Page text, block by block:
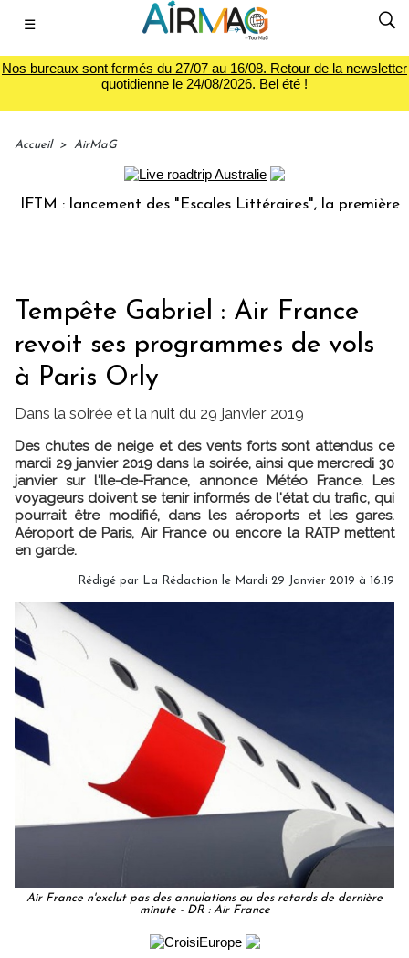
☰
Nos bureaux sont fermés du 27/07 au 16/08. Retour de la newsletter
quotidienne le 24/08/2026. Bel été !
Accueil > AirMaG
: lancement des "Escales Littéraires", la première
Tempête Gabriel : Air France
revoit ses programmes de vols
à Paris Orly
Dans la soirée et la nuit du 29 janvier 2019
Des chutes de neige et des vents forts sont attendus ce
mardi 29 janvier 2019 dans la soirée, ainsi que mercredi 30
janvier sur l'Ile-de-France, annonce Météo France. Les
voyageurs doivent se tenir informés de l'état du trafic, qui
pourrait être modifié, dans les aéroports et les gares.
Aéroport de Paris, Air France ou encore la RATP mettent
en garde.
Rédigé par La Rédaction le Mardi 29 Janvier 2019 à 16:19
Air France n'exclut pas des annulations ou des retards de dernière
minute - DR : Air France